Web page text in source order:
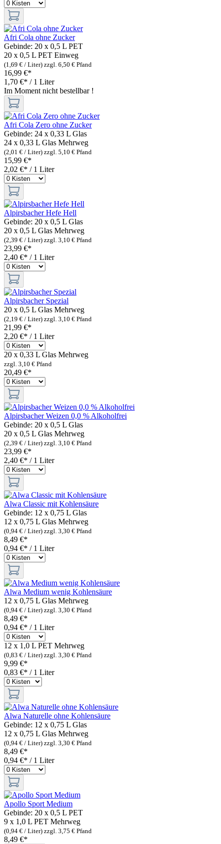
Afri Cola ohne Zucker
Gebinde: 20 x 0,5 L PET
20 x 0,5 L PET Einweg
(1,69 € / Liter) zzgl. 6,50 € Pfand
16,99 €*
1,70 €* / 1 Liter
Im Moment nicht bestellbar !
Afri Cola Zero ohne Zucker
Gebinde: 24 x 0,33 L Glas
24 x 0,33 L Glas Mehrweg
(2,01 € / Liter) zzgl. 5,10 € Pfand
15,99 €*
2,02 €* / 1 Liter
Alpirsbacher Hefe Hell
Gebinde: 20 x 0,5 L Glas
20 x 0,5 L Glas Mehrweg
(2,39 € / Liter) zzgl. 3,10 € Pfand
23,99 €*
2,40 €* / 1 Liter
Alpirsbacher Spezial
20 x 0,5 L Glas Mehrweg
(2,19 € / Liter) zzgl. 3,10 € Pfand
21,99 €*
2,20 €* / 1 Liter
20 x 0,33 L Glas Mehrweg
zzgl. 3,10 € Pfand
20,49 €*
Alpirsbacher Weizen 0,0 % Alkoholfrei
Gebinde: 20 x 0,5 L Glas
20 x 0,5 L Glas Mehrweg
(2,39 € / Liter) zzgl. 3,10 € Pfand
23,99 €*
2,40 €* / 1 Liter
Alwa Classic mit Kohlensäure
Gebinde: 12 x 0,75 L Glas
12 x 0,75 L Glas Mehrweg
(0,94 € / Liter) zzgl. 3,30 € Pfand
8,49 €*
0,94 €* / 1 Liter
Alwa Medium wenig Kohlensäure
12 x 0,75 L Glas Mehrweg
(0,94 € / Liter) zzgl. 3,30 € Pfand
8,49 €*
0,94 €* / 1 Liter
12 x 1,0 L PET Mehrweg
(0,83 € / Liter) zzgl. 3,30 € Pfand
9,99 €*
0,83 €* / 1 Liter
Alwa Naturelle ohne Kohlensäure
Gebinde: 12 x 0,75 L Glas
12 x 0,75 L Glas Mehrweg
(0,94 € / Liter) zzgl. 3,30 € Pfand
8,49 €*
0,94 €* / 1 Liter
Apollo Sport Medium
Gebinde: 20 x 0,5 L PET
9 x 1,0 L PET Mehrweg
(0,94 € / Liter) zzgl. 3,75 € Pfand
8,49 €*